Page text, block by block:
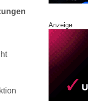
Anzeige